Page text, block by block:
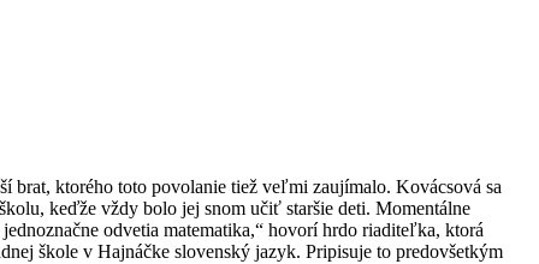
ktorého toto povolanie tiež veľmi zaujímalo. Kovácsová sa
keďže vždy bolo jej snom učiť staršie deti. Momentálne
odvetia matematika,“ hovorí hrdo riaditeľka, ktorá
škole v Hajnáčke slovenský jazyk. Pripisuje to predovšetkým